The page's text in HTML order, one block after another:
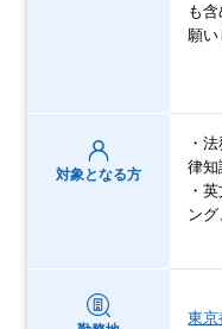
も
願い
対象となる方
・
律知
・
ング
東京